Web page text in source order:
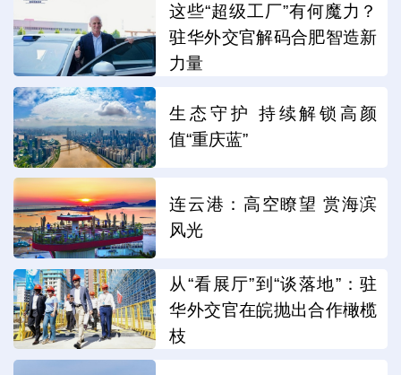
这些“超级工厂”有何魔力？
驻华外交官解码合肥智造新
力量
生态守护 持续解锁高颜
值“重庆蓝”
连云港：高空瞭望 赏海滨
风光
从“看展厅”到“谈落地”：驻
华外交官在皖抛出合作橄榄
枝